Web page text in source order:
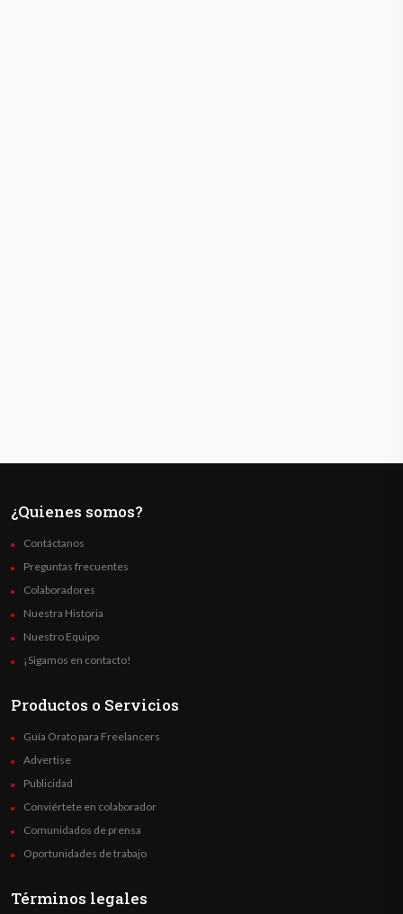
¿Quienes somos?
Contáctanos
Preguntas frecuentes
Colaboradores
Nuestra Historia
Nuestro Equipo
¡Sigamos en contacto!
Productos o Servicios
Guía Orato para Freelancers
Advertise
Publicidad
Conviértete en colaborador
Comunidados de prensa
Oportunidades de trabajo
Términos legales